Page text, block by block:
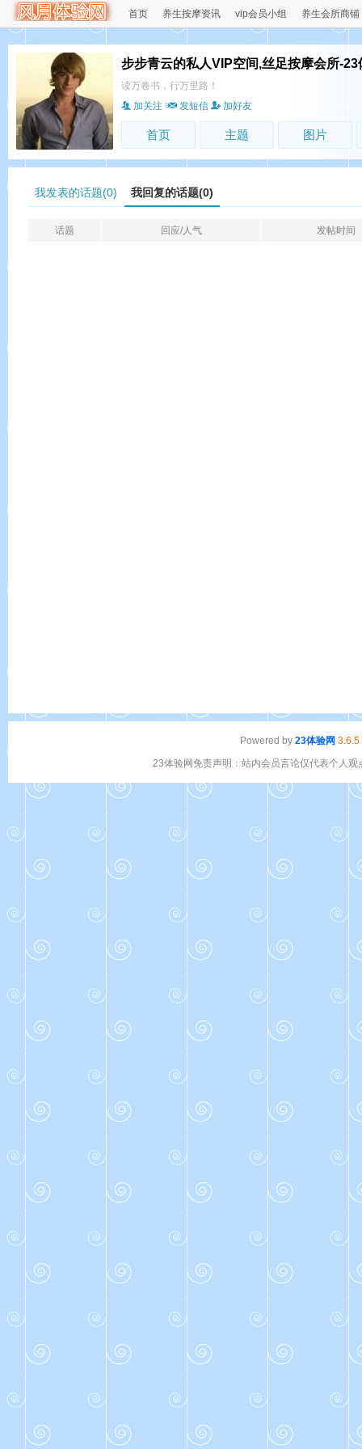
首页 养生按摩资讯 vip会员小组 养生会所商铺
步步青云的私人VIP空间,丝足按摩会所-23
读万卷书，行万里路！
加关注
发短信 加好友
首页 主题 图片
我发表的话题(0) 我回复的话题(0)
话题 回应/人气 发帖时间
Powered by 23体验网 3.6.5
23体验网免责声明：站内会员言论仅代表个人